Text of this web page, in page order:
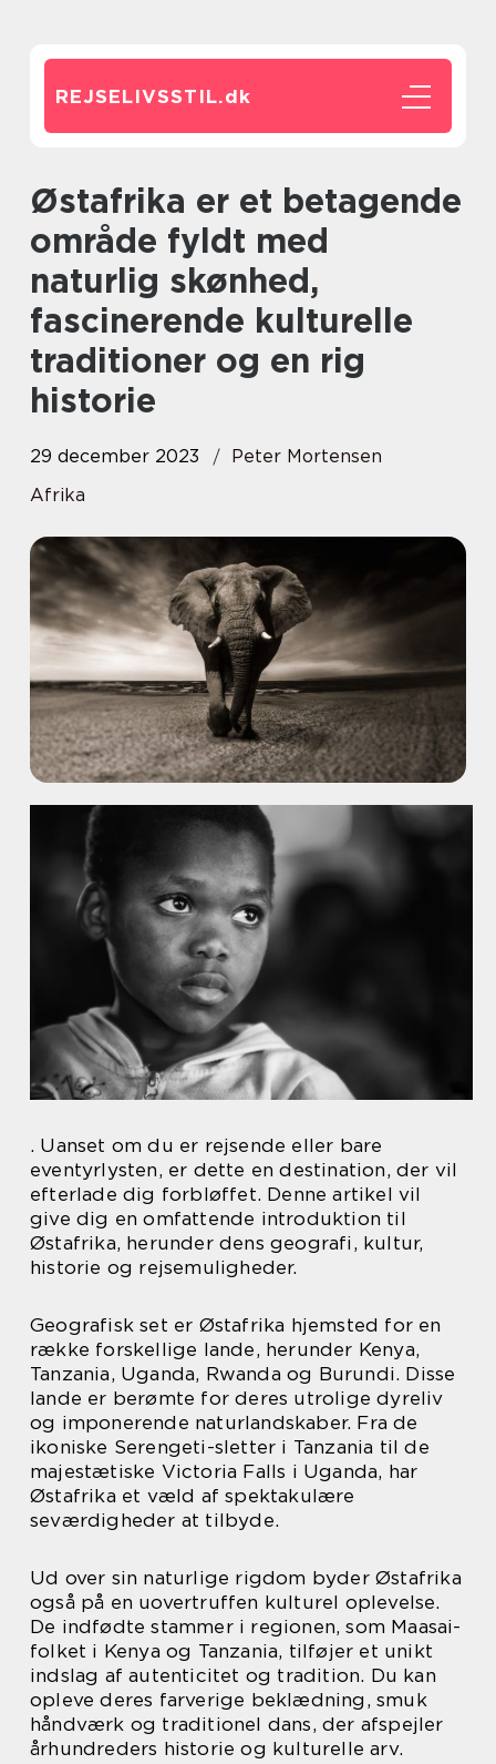
REJSELIVSSTIL.dk
Østafrika er et betagende
område fyldt med
naturlig skønhed,
fascinerende kulturelle
traditioner og en rig
historie
29 december 2023
Peter Mortensen
Afrika
. Uanset om du er rejsende eller bare
eventyrlysten, er dette en destination, der vil
efterlade dig forbløffet. Denne artikel vil
give dig en omfattende introduktion til
Østafrika, herunder dens geografi, kultur,
historie og rejsemuligheder.
Geografisk set er Østafrika hjemsted for en
række forskellige lande, herunder Kenya,
Tanzania, Uganda, Rwanda og Burundi. Disse
lande er berømte for deres utrolige dyreliv
og imponerende naturlandskaber. Fra de
ikoniske Serengeti-sletter i Tanzania til de
majestætiske Victoria Falls i Uganda, har
Østafrika et væld af spektakulære
seværdigheder at tilbyde.
Ud over sin naturlige rigdom byder Østafrika
også på en uovertruffen kulturel oplevelse.
De indfødte stammer i regionen, som Maasai-
folket i Kenya og Tanzania, tilføjer et unikt
indslag af autenticitet og tradition. Du kan
opleve deres farverige beklædning, smuk
håndværk og traditionel dans, der afspejler
århundreders historie og kulturelle arv.